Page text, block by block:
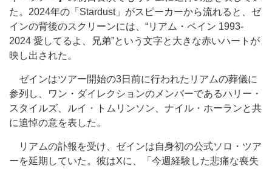
た。2024年の「Stardust」がスピーカーから流れると、ゼ
インの背後のスクリーンには、“リアム・ペイン 1993-
2024 愛してるよ、兄弟”という文字と大きな赤いハートが
映し出された。
ゼインはツアー開始の3日前に行われたリアムの葬儀に
参列し、ワン・ダイレクションのメンバーであるハリー・
スタイルズ、ルイ・トムリンソン、ナイル・ホーランと共
に追悼の意を表した。
リアムの訃報を受け、ゼインは自身初の公式ソロ・ツア
ーを延期していた。彼はXに、「今週経験した悲痛な喪失